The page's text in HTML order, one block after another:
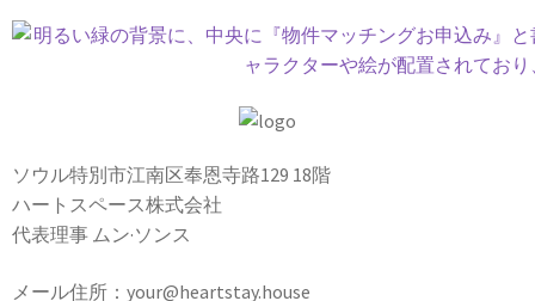
ソウル特別市江南区奉恩寺路129 18階
ハートスペース株式会社
代表理事 ムン·ソンス
メール住所：your@heartstay.house